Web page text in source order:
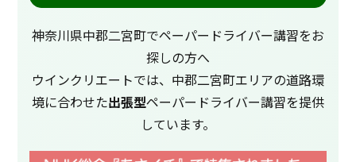
お客様の声 コラム&トピックス
神奈川県中郡二宮町でペーパードライバー講習をお
探しの方へ
ウインクリエートでは、中郡二宮町エリアの道路環
境に合わせた出張型ペーパードライバー講習を提供
しています。